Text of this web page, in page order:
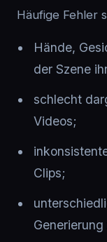
Häufige Fehler
Hände,
der Szene
schlecht
Videos;
Clips;